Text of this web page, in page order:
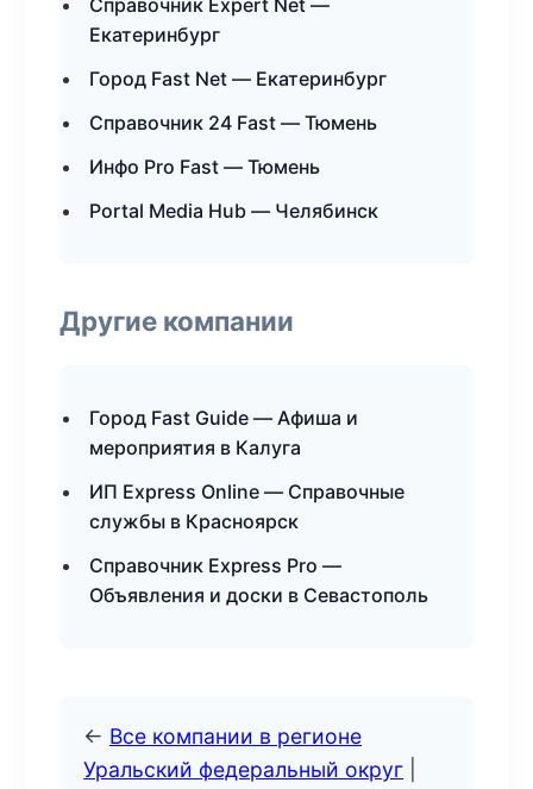
Справочник Expert Net —
Екатеринбург
Город Fast Net — Екатеринбург
Справочник 24 Fast — Тюмень
Инфо Pro Fast — Тюмень
Portal Media Hub — Челябинск
Другие компании
Город Fast Guide — Афиша и
мероприятия в Калуга
ИП Express Online — Справочные
службы в Красноярск
Справочник Express Pro —
Объявления и доски в Севастополь
← Все компании в регионе
Уральский федеральный округ